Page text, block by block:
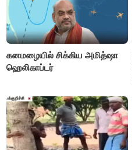
கனமழையில் சிக்கிய அமித்ஷா
ஹெலிகாப்டர்